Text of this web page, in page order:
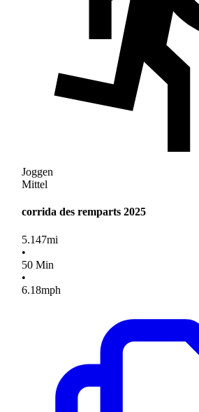
Joggen
Mittel
corrida des remparts 2025
5.147mi
•
50Min
•
6.18mph